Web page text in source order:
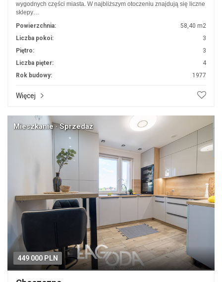
wygodnych części miasta. W najbliższym otoczeniu znajdują się liczne
sklepy…
Powierzchnia:
58,40 m2
Liczba pokoi:
3
Piętro:
3
Liczba pięter:
4
Rok budowy:
1977
Więcej
449 000 PLN
Mieszkanie · Sprzedaż